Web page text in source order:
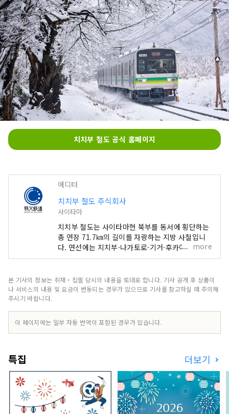
치치부 철도 공식 홈페이지
에디터
치치부 철도 주식회사
사이타마
치치부 철도는 사이타마현 북부를 동서에 횡단하는
총 연장 71.7㎞의 길이를 자랑하는 지방 사철입니
다. 연선에는 치치부·나가토로·기거·후카야·유키
타·하네 등 관광지가 점재하고 있어 자연 풍부한 지
카와를 따라 계곡 등을 사계절의 풍경을 즐길 수 있
습니다. 도심에서 1번 가까운 증기 기관차 「SL파
다.
more
본 기사의 정보는 취재・집필 당시의 내용을 토대로 합니다. 기사 공개 후 상품이
나 서비스의 내용 및 요금이 변동되는 경우가 있으므로 기사를 참고하실 때 주의해
주시기 바랍니다.
이 페이지에는 일부 자동 번역이 포함된 경우가 있습니다.
특집 더보기